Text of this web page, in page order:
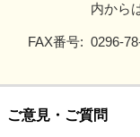
内から
FAX番号: 0296-
ご意見・ご質問